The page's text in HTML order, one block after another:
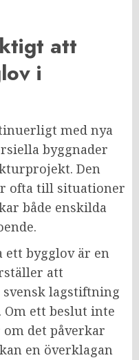
att
i
med nya
byggnader
Den
ofta till situationer
både enskilda
ett bygglov är en
att
lagstiftning
Om ett beslut inte
det påverkar
en överklagan